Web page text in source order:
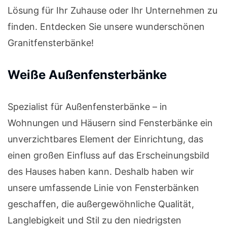
Lösung für Ihr Zuhause oder Ihr Unternehmen zu
finden. Entdecken Sie unsere wunderschönen
Granitfensterbänke!
Weiße Außenfensterbänke
Spezialist für Außenfensterbänke – in
Wohnungen und Häusern sind Fensterbänke ein
unverzichtbares Element der Einrichtung, das
einen großen Einfluss auf das Erscheinungsbild
des Hauses haben kann. Deshalb haben wir
unsere umfassende Linie von Fensterbänken
geschaffen, die außergewöhnliche Qualität,
Langlebigkeit und Stil zu den niedrigsten